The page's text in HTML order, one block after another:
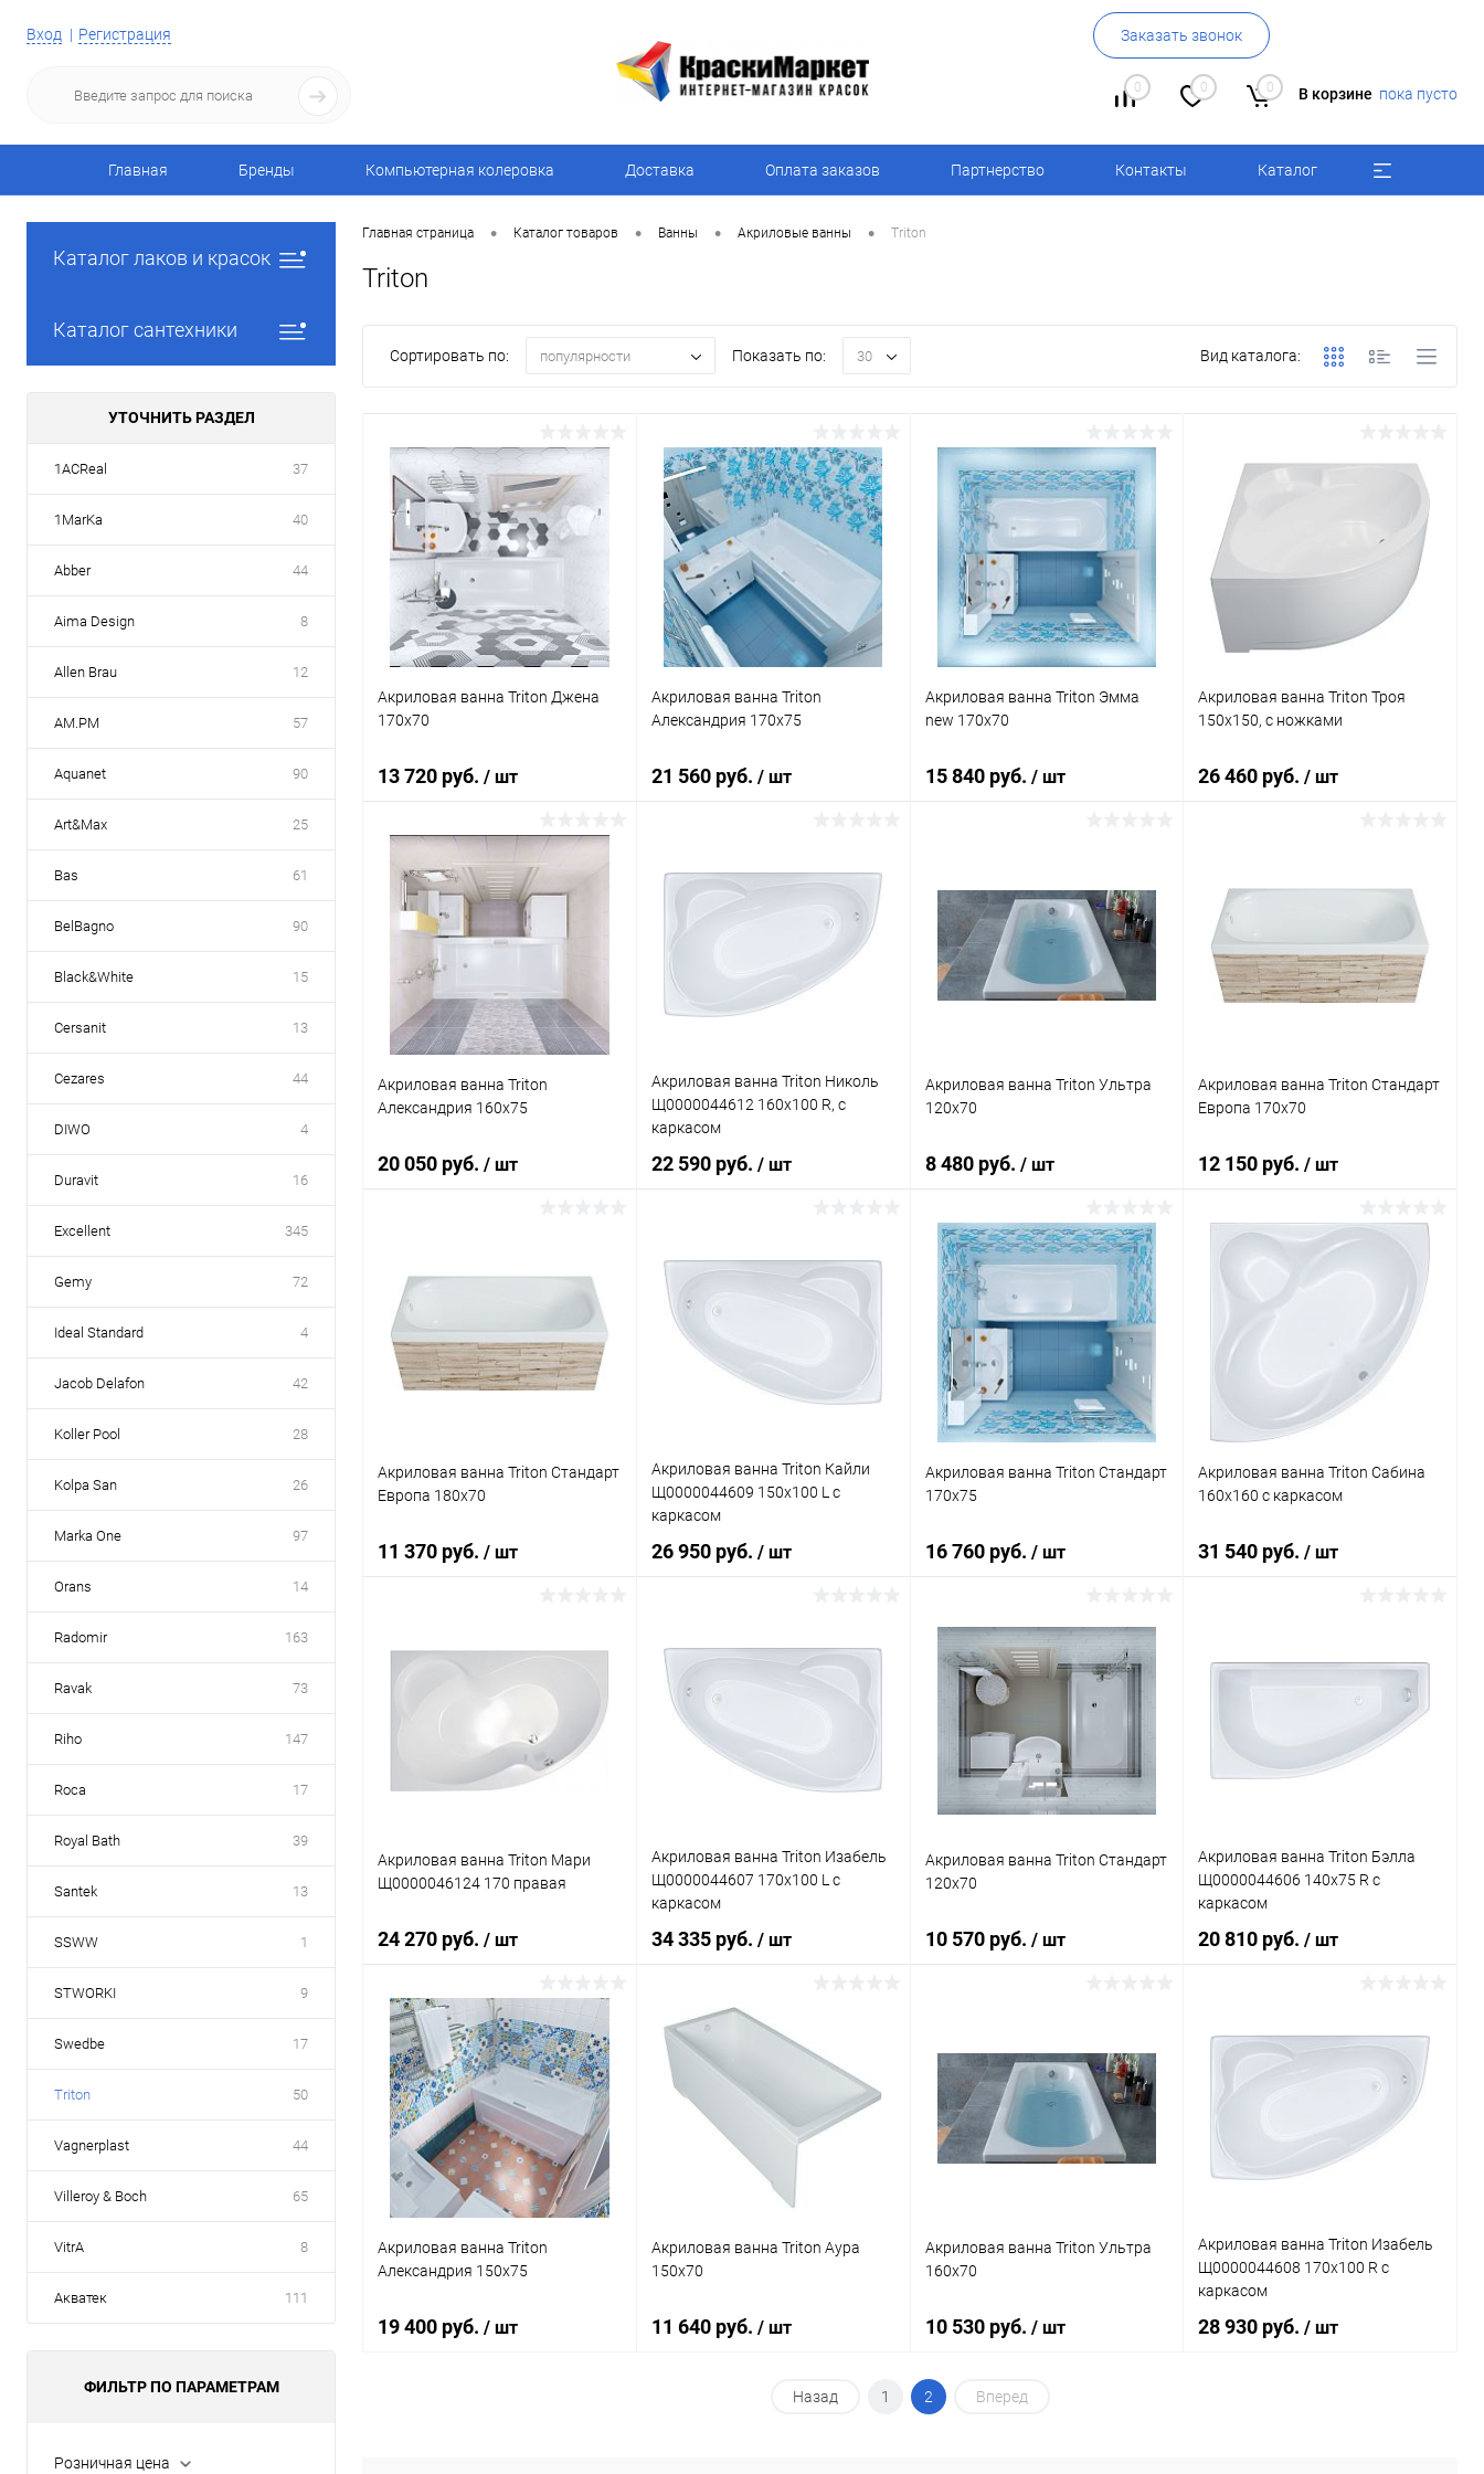
Вход Регистрация Заказать звонок
0 0 0 В корзине пока пусто
Главная Бренды Компьютерная колеровка Доставка Оплата заказов Партнерство Контакты Каталог
Каталог лаков и красок
Каталог сантехники
УТОЧНИТЬ РАЗДЕЛ
1ACReal 37
1MarKa 40
Abber 44
Aima Design 8
Allen Brau 12
AM.PM 57
Aquanet 90
Art&Max 25
Bas 61
BelBagno 90
Black&White 15
Cersanit 13
Cezares 44
DIWO 4
Duravit 16
Excellent 345
Gemy 72
Ideal Standard 4
Jacob Delafon 42
Koller Pool 28
Kolpa San 26
Marka One 97
Orans 14
Radomir 163
Ravak 73
Riho 147
Roca 17
Royal Bath 39
Santek 13
SSWW 1
STWORKI 9
Swedbe 17
Triton 50
Vagnerplast 44
Villeroy & Boch 65
VitrA 8
Акватек 111
ФИЛЬТР ПО ПАРАМЕТРАМ
Розничная цена
Главная страница • Каталог товаров • Ванны • Акриловые ванны • Triton
Triton
Сортировать по: популярности Показать по: 30 Вид каталога:
Акриловая ванна Triton Джена
170x70
13 720 руб. / шт
В корзину
Купить в 1 клик
В избранное
Акриловая ванна Triton
Александрия 170x75
21 560 руб. / шт
В корзину
Купить в 1 клик К сравнению
Под заказ
Акриловая ванна Triton Эмма
new 170x70
15 840 руб. / шт
Купить в 1 клик К сравнению
В избранное Под заказ
Акриловая ванна Triton Троя
150x150, с ножками
26 460 руб./ шт
Купить в 1 клик К сравнению
В избранное Под заказ
Акриловая ванна Triton
Александрия 160x75
20 050 руб. / шт
Купить в 1 клик К сравнению
В избранное Под заказ
Акриловая ванна Triton Николь
Щ0000044612 160x100 R, с
каркасом
22 590 руб. / шт
В корзину
Купить в 1 клик
В избранное
Акриловая ванна Triton Ультра
120x70
8 480 руб. / шт
Подписаться
Купить в 1 клик К сравнению
В избранное Недоступно
Акриловая ванна Triton Стандарт
Европа 170x70
12 150 руб./ шт
К сравнению
В избранное Под заказ
Акриловая ванна Triton Стандарт
Европа 180x70
11 370 руб. / шт
Купить в 1 клик К сравнению
Недоступно
Акриловая ванна Triton Кайли
Щ0000044609 150x100 L с
каркасом
26 950 руб. / шт
В корзину
Купить в 1 клик
В избранное
Акриловая ванна Triton Стандарт
170x75
16 760 руб. / шт
В корзину
Купить в 1 клик К сравнению
В избранное
Акриловая ванна Triton Сабина
160x160 с каркасом
31 540 руб./ шт
К сравнению
В избранное Под заказ
Акриловая ванна Triton Мари
Щ0000046124 170 правая
24 270 руб. / шт
Подписаться
Купить в 1 клик К сравнению
В избранное Недоступно
Акриловая ванна Triton Изабель
Щ0000044607 170x100 L с
каркасом
34 335 руб. / шт
В корзину
Купить в 1 клик К сравнению
В избранное Под заказ
Акриловая ванна Triton Стандарт
120x70
10 570 руб. / шт
Купить в 1 клик К сравнению
В избранное Недоступно
Акриловая ванна Triton Бэлла
Щ0000044606 140x75 R с
каркасом
20 810 руб./ шт
Подписаться
К сравнению
Недоступно
Акриловая ванна Triton
Александрия 150x75
19 400 руб. / шт
Акриловая ванна Triton Аура
150x70
11 640 руб. / шт
Акриловая ванна Triton Ультра
160x70
10 530 руб. / шт
Акриловая ванна Triton Изабель
Щ0000044608 170x100 R с
каркасом
28 930 руб./ шт
Назад 1 2 Вперед